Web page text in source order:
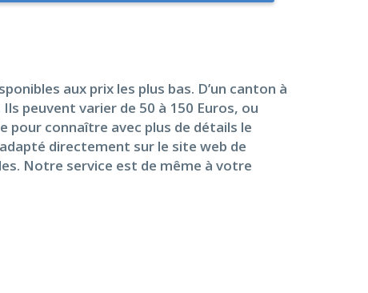
aux prix les plus bas. D’un canton à
peuvent varier de 50 à 150 Euros, ou
connaître avec plus de détails le
directement sur le site web de
Notre service est de même à votre